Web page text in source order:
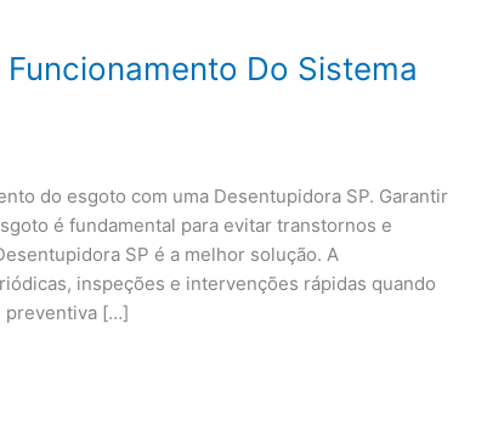
Do Sistema
do esgoto com uma Desentupidora SP. Garantir
é fundamental para evitar transtornos e
SP é a melhor solução. A
inspeções e intervenções rápidas quando
preventiva […]